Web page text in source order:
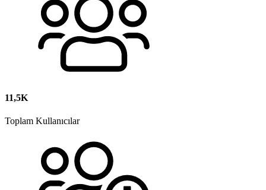
11,5K
Toplam Kullanıcılar